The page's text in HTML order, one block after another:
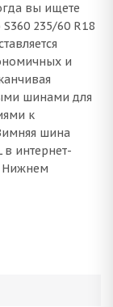
вы ищете
235/60 R18
и
шинами для
к
шина
в интернет-
Нижнем